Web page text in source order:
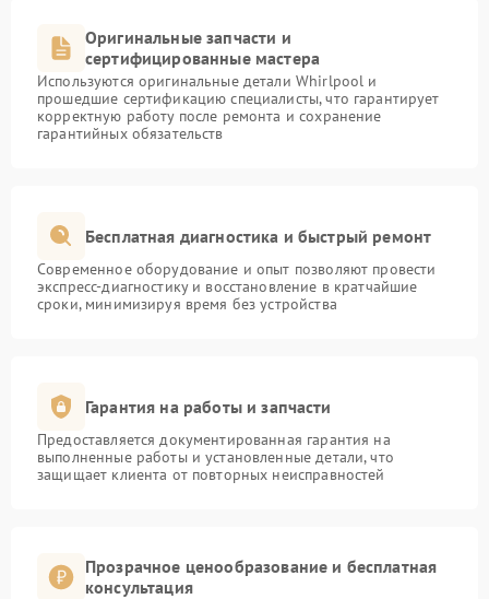
Оригинальные запчасти и
сертифицированные мастера
Используются оригинальные детали Whirlpool и
прошедшие сертификацию специалисты, что гарантирует
корректную работу после ремонта и сохранение
гарантийных обязательств
Бесплатная диагностика и быстрый ремонт
Современное оборудование и опыт позволяют провести
экспресс-диагностику и восстановление в кратчайшие
сроки, минимизируя время без устройства
Гарантия на работы и запчасти
Предоставляется документированная гарантия на
выполненные работы и установленные детали, что
защищает клиента от повторных неисправностей
Прозрачное ценообразование и бесплатная
консультация